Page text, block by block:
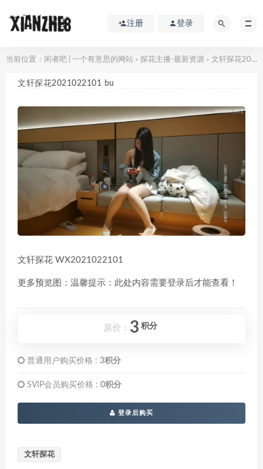
注册 登录
当前位置： 闲者吧 | 一个有意思的网站 > 探花主播-最新资源 > 文轩探花2021022101 bu
文轩探花2021022101 bu
文轩探花 WX2021022101
更多预览图：温馨提示：此处内容需要登录后才能查看！
原价： 3 积分
普通用户购买价格 : 3积分
SVIP会员购买价格 : 0积分
登录后购买
文轩探花